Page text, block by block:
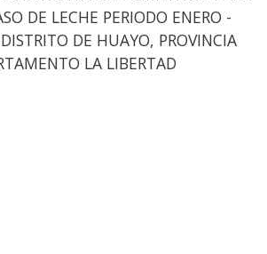
DE LECHE PERIODO ENERO -
DE HUAYO, PROVINCIA
LA LIBERTAD